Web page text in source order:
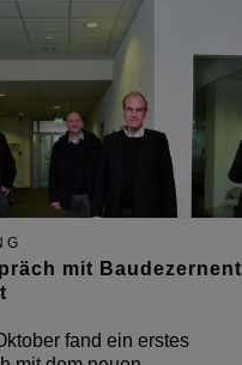
mit Baudezernent
fand ein erstes